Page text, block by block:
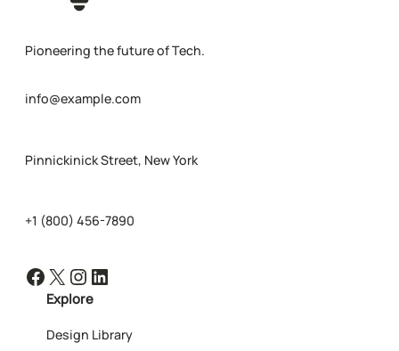
Pioneering the future of Tech.
info@example.com
Pinnickinick Street, New York
+1 (800) 456-7890
Facebook X Instagram LinkedIn
Explore
Design Library